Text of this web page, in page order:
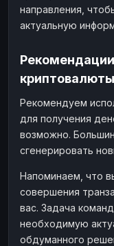
направления,
актуальную
Рекомендуем
для получения
возможно.
сгенерировать
Напоминаем, что
совершения
вас. Задача
необходимую
обдуманного